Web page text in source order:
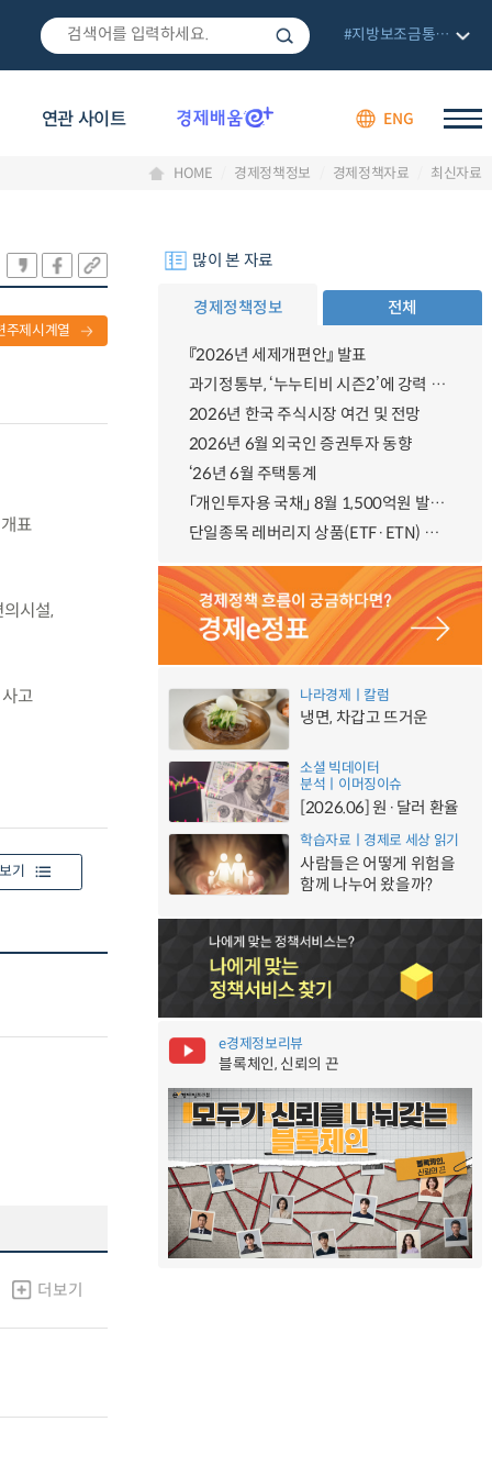
연관 사이트 ENG
#지방보조금통합관리망
HOME 경제정책정보 경제정책자료 최신자료
주제시계열
표
시설,
고
기
더보기
많이 본 자료
경제정책정보 전체
『2026년 세제개편안』 발표
과기정통부, ‘누누티비 시즌2’에 강력 대응 의지 밝혀
2026년 한국 주식시장 여건 및 전망
2026년 6월 외국인 증권투자 동향
‘26년 6월 주택통계
「개인투자용 국채」 8월 1,500억원 발행 예정
단일종목 레버리지 상품(ETF·ETN) 기본예탁금 강화 조기시행 방안 안내
나라경제ㅣ칼럼
냉면, 차갑고 뜨거운
소셜 빅데이터
분석ㅣ이머징이슈
[2026.06] 원·달러 환율
학습자료ㅣ경제로 세상 읽기
사람들은 어떻게 위험을
함께 나누어 왔을까?
e경제정보리뷰
블록체인, 신뢰의 끈